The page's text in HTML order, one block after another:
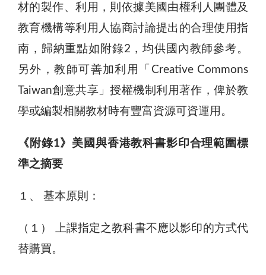
材的製作、利用，則依據美國由權利人團體及
教育機構等利用人協商討論提出的合理使用指
南，歸納重點如附錄2，均供國內教師參考。
另外，教師可善加利用「Creative Commons
Taiwan創意共享」授權機制利用著作，俾於教
學或編製相關教材時有豐富資源可資運用。
《附錄1》美國與香港教科書影印合理範圍標
準之摘要
１、 基本原則：
（１） 上課指定之教科書不應以影印的方式代
替購買。